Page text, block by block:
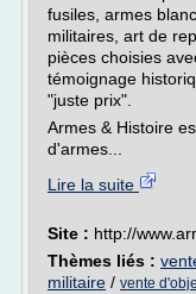
fusiles, armes
militaires, art de
pièces choisies
témoignage
"juste prix".
Armes & Histoire
d'armes...
Lire la suite
Site : http://
Thèmes liés :
militaire / vente